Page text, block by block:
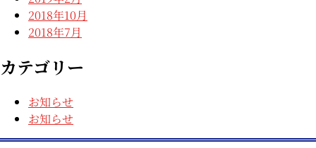
2018年10月
2018年7月
カテゴリー
お知らせ
お知らせ